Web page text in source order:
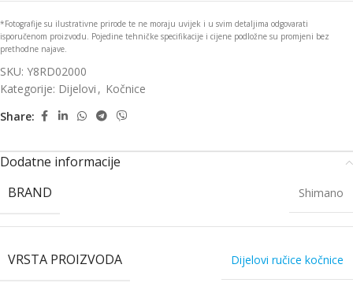
*Fotografije su ilustrativne prirode te ne moraju uvijek i u svim detaljima odgovarati
isporučenom proizvodu. Pojedine tehničke specifikacije i cijene podložne su promjeni bez
prethodne najave.
SKU: Y8RD02000
Kategorije: Dijelovi , Kočnice
Share:
Dodatne informacije
BRAND
Shimano
VRSTA PROIZVODA Dijelovi ručice kočnice